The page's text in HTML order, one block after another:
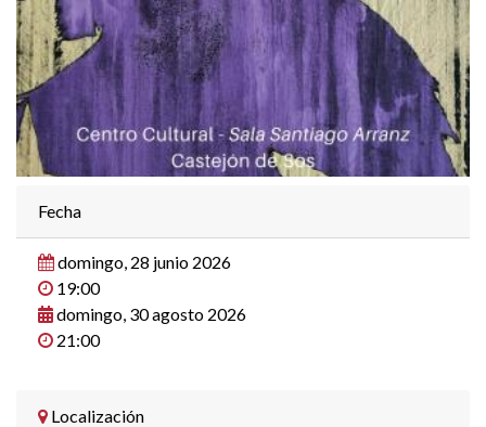
Fecha
domingo, 28 junio 2026
19:00
domingo, 30 agosto 2026
21:00
Localización